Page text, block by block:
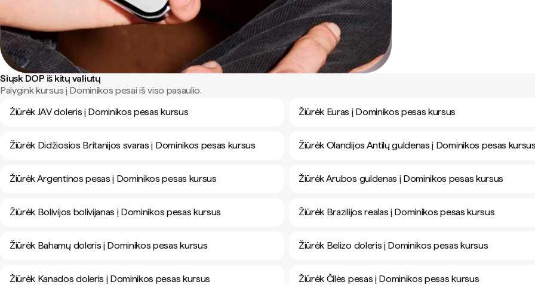
Siųsk DOP iš kitų valiutų
Palygink kursus į Dominikos pesai iš viso pasaulio.
Žiūrėk JAV doleris į Dominikos pesas kursus
Žiūrėk Euras į Dominikos pesas kursus
Žiūrėk Didžiosios Britanijos svaras į Dominikos pesas kursus Žiūrėk Olandijos Antilų guldenas į Dominikos pesas
Žiūrėk Argentinos pesas į Dominikos pesas kursus Žiūrėk Arubos guldenas į Dominikos pesas kursus
Žiūrėk Bolivijos bolivijanas į Dominikos pesas kursus Žiūrėk Brazilijos realas į Dominikos pesas kursus
Žiūrėk Bahamų doleris į Dominikos pesas kursus Žiūrėk Belizo doleris į Dominikos pesas kursus
Žiūrėk Kanados doleris į Dominikos pesas kursus Žiūrėk Čilės pesas į Dominikos pesas kursus